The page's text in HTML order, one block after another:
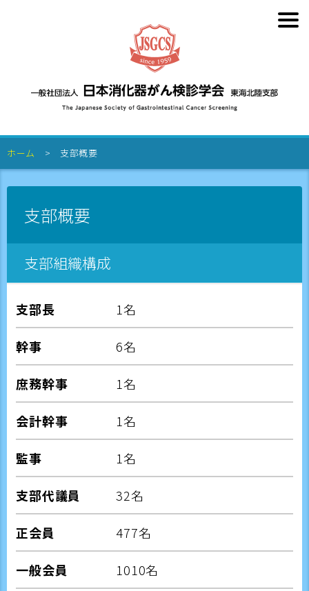
ホーム 支部概要
支部概要
支部組織構成
支部長 1名
幹事 6名
庶務幹事 1名
会計幹事 1名
監事 1名
支部代議員 32名
正会員 477名
一般会員 1010名